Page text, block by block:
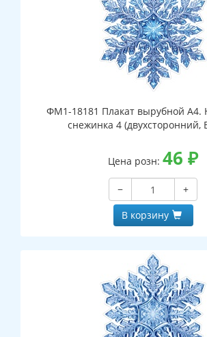
ФМ1-18181 Плакат вырубной А4.
снежинка 4 (двухсторонний,
Цена розн: 46 ₽
−
+
В корзину